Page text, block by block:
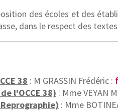
des écoles et des
dans le respect des
38 : M GRASSIN Frédéric :
l'OCCE 38) : Mme VEYAN
: Mme